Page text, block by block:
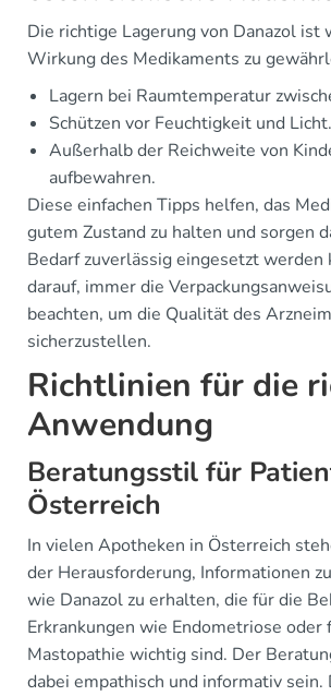
Die richtige Lagerung von Danazol ist
Wirkung des Medikaments zu
Lagern bei Raumtemperatur
Schützen vor Feuchtigkeit und Licht.
Außerhalb der Reichweite von
aufbewahren.
Diese einfachen Tipps helfen, das
gutem Zustand zu halten und sorgen
Bedarf zuverlässig eingesetzt werden
darauf, immer die
beachten, um die Qualität des
sicherzustellen.
Richtlinien für die
Anwendung
Beratungsstil für
Österreich
In vielen Apotheken in Österreich
der Herausforderung, Informationen
wie Danazol zu erhalten, die für die
Erkrankungen wie Endometriose oder
Mastopathie wichtig sind. Der
dabei empathisch und informativ sein.